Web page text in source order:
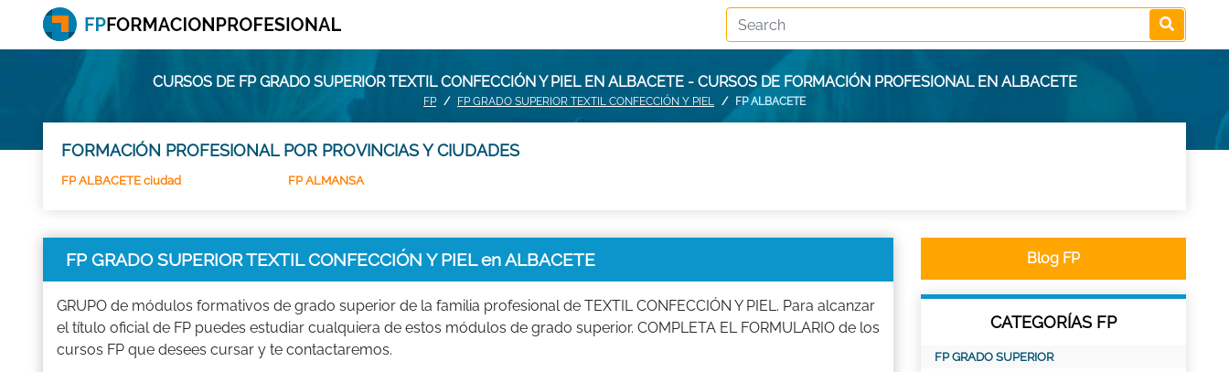
CURSOS DE FP GRADO SUPERIOR TEXTIL CONFECCIÓN Y PIEL EN ALBACETE - CURSOS DE FORMACIÓN PROFESIONAL EN ALBACETE
FP FP GRADO SUPERIOR TEXTIL CONFECCIÓN Y PIEL FP ALBACETE
FORMACIÓN PROFESIONAL POR PROVINCIAS Y CIUDADES
FP ALBACETE ciudad FP ALMANSA
FP GRADO SUPERIOR TEXTIL CONFECCIÓN Y PIEL en ALBACETE
GRUPO de módulos formativos de grado superior de la familia profesional de TEXTIL CONFECCIÓN Y PIEL. Para alcanzar
el título oficial de FP puedes estudiar cualquiera de estos módulos de grado superior. COMPLETA EL FORMULARIO de los
cursos FP que desees cursar y te contactaremos.
Blog FP
CATEGORÍAS FP
FP GRADO SUPERIOR